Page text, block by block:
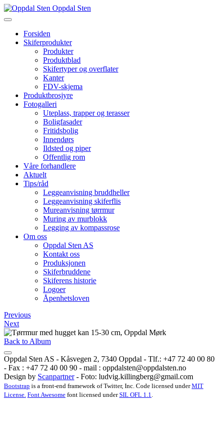
Oppdal Sten
Forsiden
Skiferprodukter
Produkter
Produktblad
Skifertyper og overflater
Kanter
FDV-skjema
Produktbrosjyre
Fotogalleri
Uteplass, trapper og terasser
Boligfasader
Fritidsbolig
Innendørs
Ildsted og piper
Offentlig rom
Våre forhandlere
Aktuelt
Tips/råd
Leggeanvisning bruddheller
Leggeanvisning skiferflis
Mureanvisning tørrmur
Muring av murblokk
Legging av kompassrose
Om oss
Oppdal Sten AS
Kontakt oss
Produksjonen
Skiferbruddene
Skiferens historie
Logoer
Åpenhetsloven
Previous
Next
Back to Album
Oppdal Sten AS - Kåsvegen 2, 7340 Oppdal - Tlf.: +47 72 40 00 80
- Fax : +47 72 40 00 90 - mail : oppdalsten@oppdalsten.no
Design by Scanpartner- Foto: ludvig.killingberg@gmail.com
Bootstrap is a front-end framework of Twitter, Inc. Code licensed underMIT
License. Font Awesome font licensed underSIL OFL 1.1.